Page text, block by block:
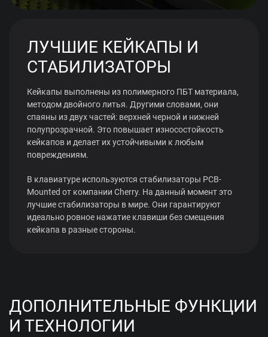
ЛУЧШИЕ КЕЙКАПЫ И
СТАБИЛИЗАТОРЫ
Кейкапы выполнены из полимерного ПБТ материала,
методом двойного литья. Другими словами, они
спаяны из двух частей: верхней черной и нижней
полупрозрачной. Это повышает износостойкость
кейкапов и делает их устойчивыми к любым
повреждениям.
В клавиатуре используются стабилизаторы PCB-
Mounted от компании Cherry. На данный момент это
лучшие стабилизаторы в мире. Они гарантируют
идеально ровное нажатие клавиши без смещения
кейкапа в разные стороны.
ДОПОЛНИТЕЛЬНЫЕ ФУНКЦИИ
И ТЕХНОЛОГИИ